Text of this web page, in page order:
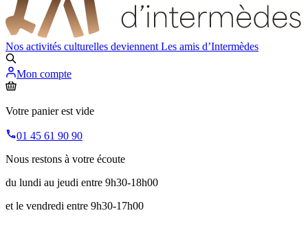
Nos activités culturelles deviennent Les amis d’Intermèdes
Mon compte
Votre panier est vide
01 45 61 90 90
Nous restons à votre écoute
du lundi au jeudi entre 9h30-18h00
et le vendredi entre 9h30-17h00